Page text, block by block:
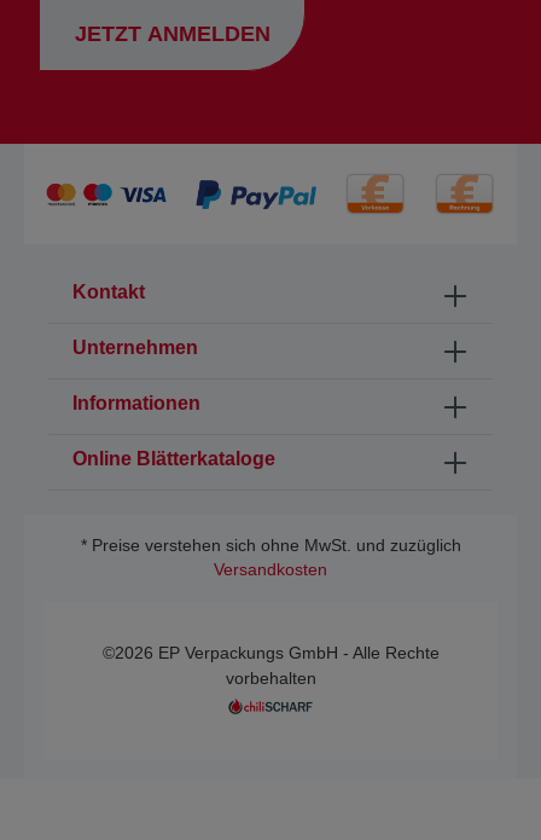
JETZT ANMELDEN
Kontakt
Unternehmen
Informationen
Online Blätterkataloge
* Preise verstehen sich ohne MwSt. und zuzüglich
Versandkosten
©2026 EP Verpackungs GmbH - Alle Rechte
vorbehalten